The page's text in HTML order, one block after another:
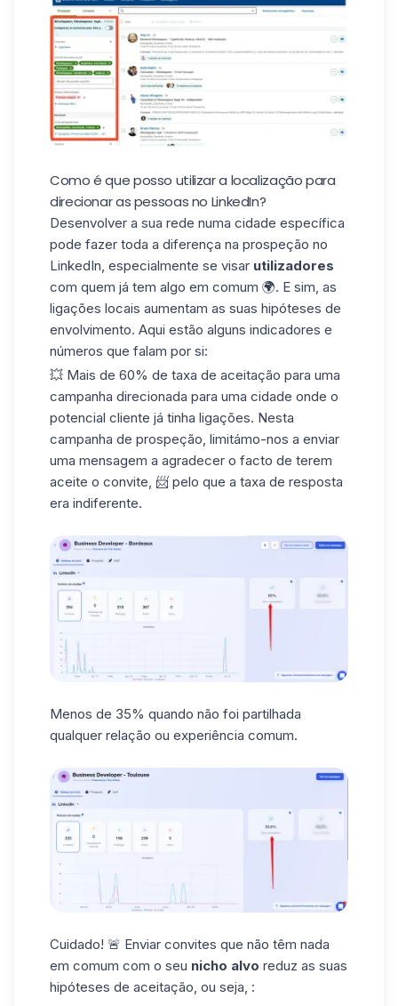
Como é que posso utilizar a localização para
direcionar as pessoas no LinkedIn?
Desenvolver a sua rede numa cidade específica
pode fazer toda a diferença na prospeção no
LinkedIn, especialmente se visar utilizadores
com quem já tem algo em comum 🌍. E sim, as
ligações locais aumentam as suas hipóteses de
envolvimento. Aqui estão alguns indicadores e
números que falam por si:
💥 Mais de 60% de taxa de aceitação para uma
campanha direcionada para uma cidade onde o
potencial cliente já tinha ligações. Nesta
campanha de prospeção, limitámo-nos a enviar
uma mensagem a agradecer o facto de terem
aceite o convite, 📨 pelo que a taxa de resposta
era indiferente.
Menos de 35% quando não foi partilhada
qualquer relação ou experiência comum.
Cuidado! 🚨 Enviar convites que não têm nada
em comum com o seu nicho alvo reduz as suas
hipóteses de aceitação, ou seja, :